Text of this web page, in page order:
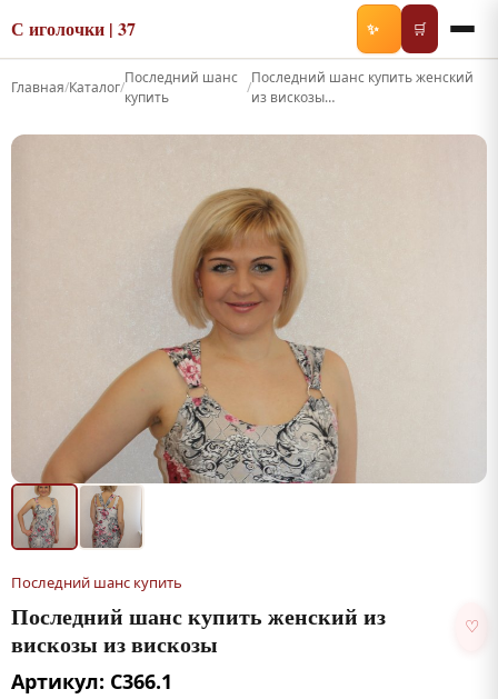
С иголочки | 37 ✨ 🛒
Главная/Каталог/
Последний шанс
купить
/
Последний шанс купить женский
из вискозы…
Последний шанс купить
Последний шанс купить женский из
вискозы из вискозы
♡
Артикул: С366.1